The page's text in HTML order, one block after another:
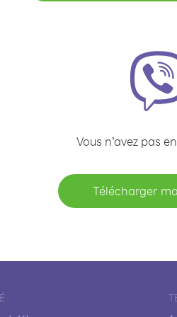
Vous n’avez pas
Télécharger